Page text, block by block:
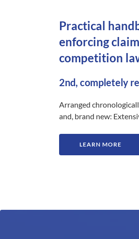
Practical
enforcing
competition
2nd, completely
Arranged
and, brand new:
LEARN MORE